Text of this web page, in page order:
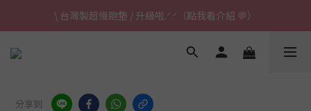
\ 台灣製超慢跑墊 / 升級啦.ᐟ.ᐟ（點我看介紹 💬）
\ 台灣製超慢跑墊 / 升級啦.ᐟ.ᐟ（點我看介紹 💬）
✈ 港澳免運｜滿HK$1,239免運 (指定商品)
分享到